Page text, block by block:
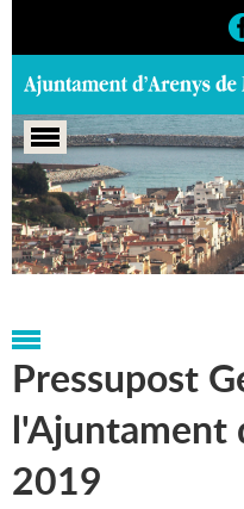
Portada > Regidories >
oficials > Anuncis oficials >
Pressupost
l'Ajuntament
2019